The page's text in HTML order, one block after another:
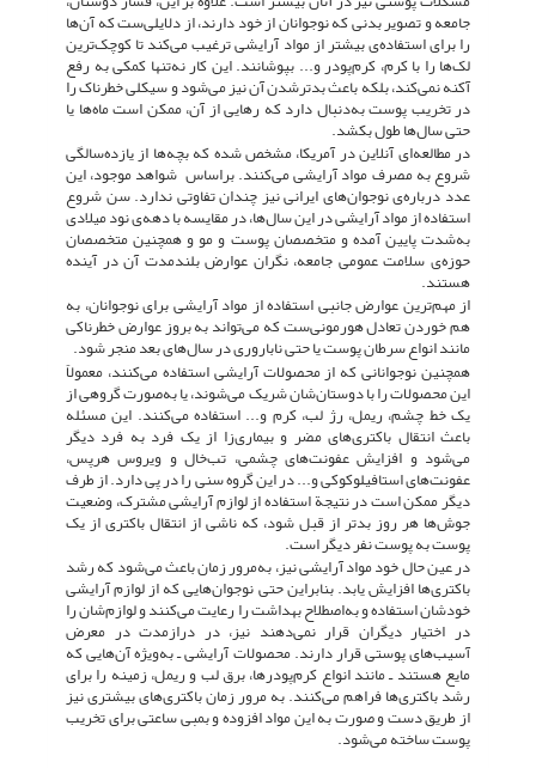
جامعه و تصویر بدنی که نوجوانان از خود دارند، از دلایلی‌ست که آن‌ها
را برای استفاده‌ی بیشتر از مواد آرایشی ترغیب می‌کند تا کوچک‌ترین
لک‌ها را با کرم، کرم‌پودر و... بپوشانند. این کار نه‌تنها کمکی به رفع
آکنه نمی‌کند، بلکه باعث بدترشدن آن نیز می‌شود و سیکلی خطرناک را
در تخریب پوست به‌دنبال دارد که رهایی از آن، ممکن است ماه‌ها یا
حتی سال‌ها طول بکشد.
در مطالعه‌ای آنلاین در آمریکا، مشخص شده که بچه‌ها از یازده‌سالگی
شروع به مصرف مواد آرایشی می‌کنند. براساس شواهد موجود، این
عدد درباره‌ی نوجوان‌های ایرانی نیز چندان تفاوتی ندارد. سن شروع
استفاده از مواد آرایشی در این سال‌ها، در مقایسه با دهه‌ی نود میلادی
به‌شدت پایین آمده و متخصصان پوست و مو و همچنین متخصصان
حوزه‌ی سلامت عمومی جامعه، نگران عوارض بلندمدت آن در آینده
هستند.
از مهم‌ترین عوارض جانبی استفاده از مواد آرایشی برای نوجوانان، به
هم خوردن تعادل هورمونی‌ست که می‌تواند به بروز عوارض خطرناکی
مانند انواع سرطان پوست یا حتی ناباروری در سال‌های بعد منجر شود.
همچنین نوجوانانی که از محصولات آرایشی استفاده می‌کنند، معمولاً
این محصولات را با دوستان‌شان شریک می‌شوند، یا به‌صورت گروهی از
یک خط چشم، ریمل، رژ لب، کرم و... استفاده می‌کنند. این مسئله
باعث انتقال باکتری‌های مضر و بیماری‌زا از یک فرد به فرد دیگر
می‌شود و افزایش عفونت‌های چشمی، تب‌خال و ویروس هرپس،
عفونت‌های استافیلوکوکی و... در این گروه سنی را در پی دارد. از طرف
دیگر ممکن است در نتیجة استفاده از لوازم آرایشی مشترک، وضعیت
جوش‌ها هر روز بدتر از قبل شود، که ناشی از انتقال باکتری از یک
پوست به پوست نفر دیگر است.
در عین حال خود مواد آرایشی نیز، به‌مرور زمان باعث می‌شود که رشد
باکتری‌ها افزایش یابد. بنابراین حتی نوجوان‌هایی که از لوازم آرایشی
خودشان استفاده و به‌اصطلاح بهداشت را رعایت می‌کنند و لوازم‌شان را
در اختیار دیگران قرار نمی‌دهند نیز، در درازمدت در معرض
آسیب‌های پوستی قرار دارند. محصولات آرایشی ـ به‌ویژه آن‌هایی که
مایع هستند ـ مانند انواع کرم‌پودرها، برق لب و ریمل، زمینه را برای
رشد باکتری‌ها فراهم می‌کنند. به مرور زمان باکتری‌های بیشتری نیز
از طریق دست و صورت به این مواد افزوده و بمبی ساعتی برای تخریب
پوست ساخته می‌شود.